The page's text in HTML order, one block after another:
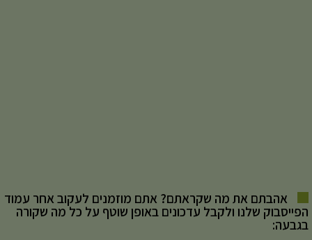
אהבתם את מה שקראתם? אתם מוזמנים לעקוב אחר עמוד
הפייסבוק שלנו ולקבל עדכונים באופן שוטף על כל מה שקורה
בגבעה: